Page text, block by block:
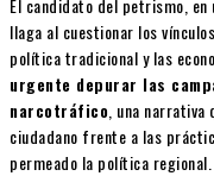
llaga al cuestionar los
política tradicional y las
urgente depurar las
narcotráfico , una
ciudadano frente a las
permeado la política regional.